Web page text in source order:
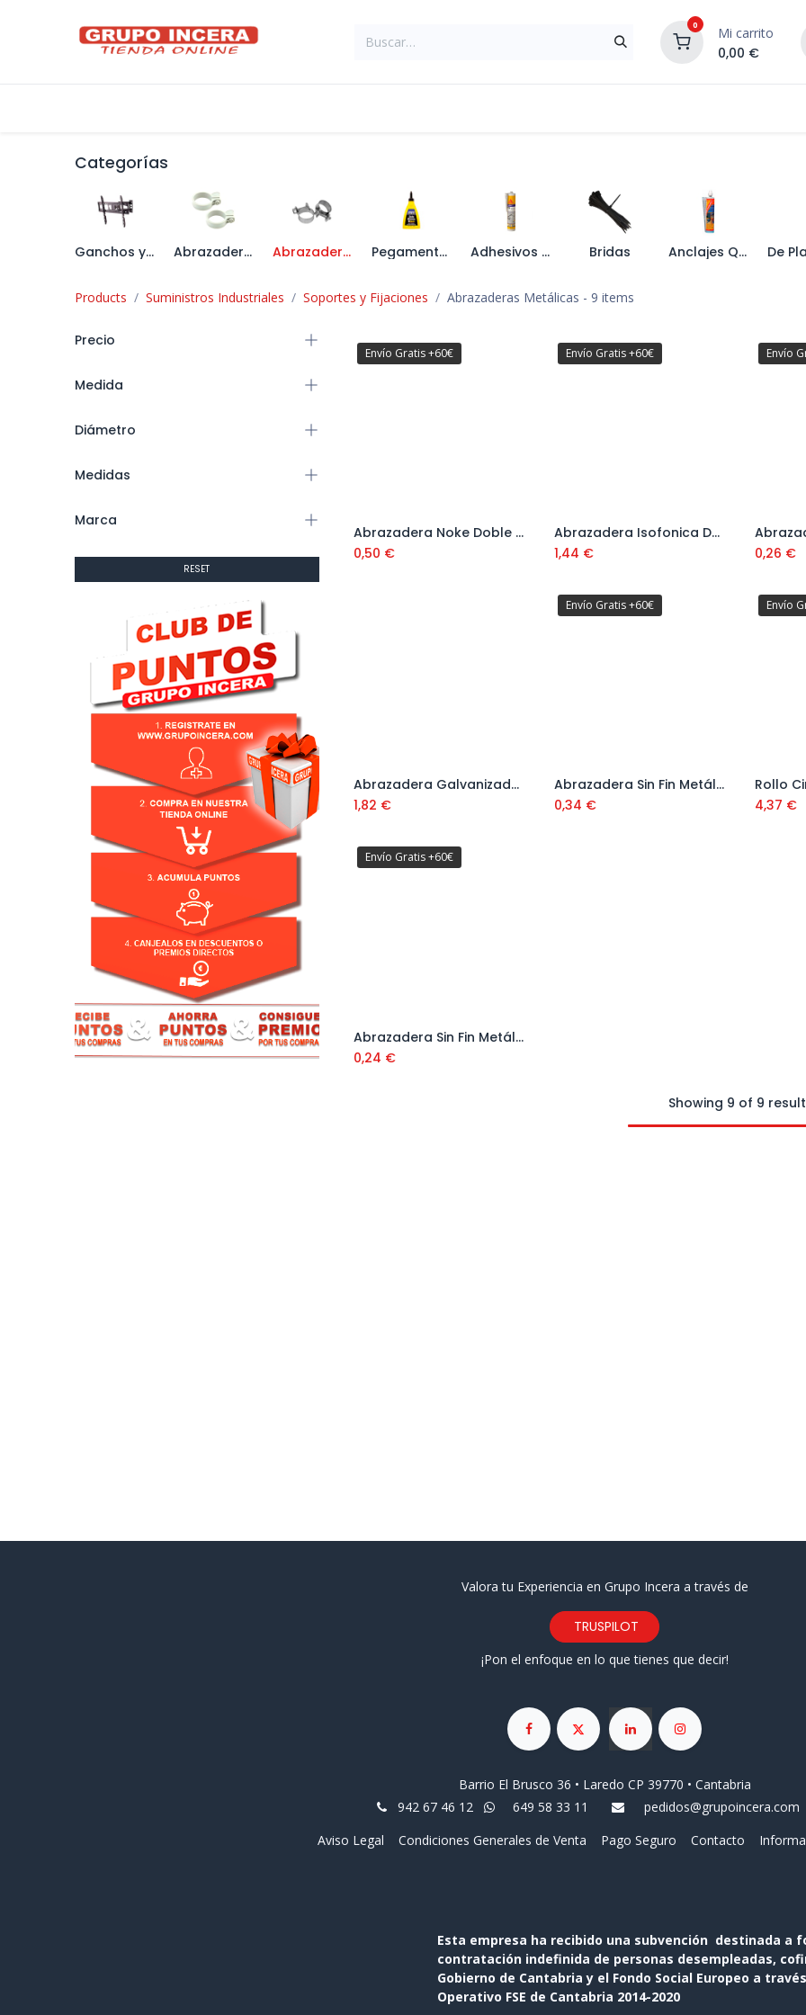
0 Mi carrito
0,00 €
Categorías
Ganchos y Soportes Abrazaderas Plásticas Abrazaderas Metálicas Pegamentos y Espumas Adhesivos y Sellantes Bridas Anclajes Químicos
Products Suministros Industriales Soportes y Fijaciones Abrazaderas Metálicas - 9 items
Precio
Medida
Diámetro
Medidas
Marca
RESET
Envío Gratis +60€
Añadir al carrito
Abrazadera Noke Doble Ref. 9B28AD
0,50 €
Envío Gratis +60€
Añadir al carrito
Abrazadera Isofonica Doble LA Ref. 9B18LID
1,44 €
Envío
0,26 €
Añadir al carrito
Abrazadera Galvanizada para Tubo Doble Agarre
1,82 €
Envío Gratis +60€
Añadir al carrito
Abrazadera Sin Fin Metálica Banda 12 mm
0,34 €
Envío
4,37 €
Envío Gratis +60€
Añadir al carrito
Abrazadera Sin Fin Metálica Banda 9 mm
0,24 €
Showing 9 of 9
Valora tu Experiencia en Grupo Incera a través de
TRUSPILOT
¡Pon el enfoque en lo que tienes que decir!
Barrio El Brusco 36 • Laredo CP 39770 • Cantabria
942 67 46 12
649 58 33 11
pedidos@grupoincera.com
Aviso Legal
Condiciones Generales de Venta Pago Seguro Contacto
Esta empresa ha recibido una subvención destinada a
contratación indefinida de personas desempleadas,
Gobierno de Cantabria y el Fondo Social Europeo a
Operativo FSE de Cantabria 2014-2020